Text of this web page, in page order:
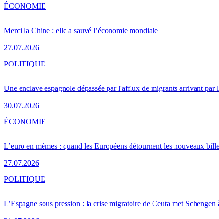
Merci la Chine : elle a sauvé l’économie mondiale
27.07.2026
ÉCONOMIE
Une enclave espagnole dépassée par l'afflux de migrants arrivant par
30.07.2026
POLITIQUE
L’euro en mèmes : quand les Européens détournent les nouveaux
27.07.2026
ÉCONOMIE
L’Espagne sous pression : la crise migratoire de Ceuta met Schengen
POLITIQUE